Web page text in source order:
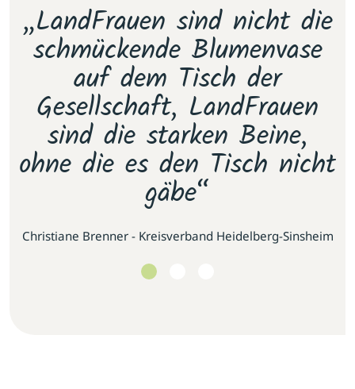
„LandFrauen sind nicht die
schmückende Blumenvase
auf dem Tisch der
Gesellschaft, LandFrauen
sind die starken Beine,
ohne die es den Tisch nicht
gäbe“
Christiane Brenner - Kreisverband Heidelberg-Sinsheim